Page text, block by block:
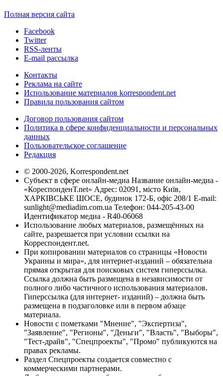
Полная версия сайта
Facebook
Twitter
RSS-ленты
E-mail рассылка
Контакты
Реклама на сайте
Использование материалов korrespondent.net
Правила пользования сайтом
Договор пользования сайтом
Политика в сфере конфиденциальности и персональных
данных
Пользовательское соглашение
Редакция
© 2000-2026, Korrespondent.net
Субъект в сфере онлайн-медиа Название онлайн-медиа -
«КореспонденТ.net» Адрес: 02091, місто Київ,
ХАРКІВСЬКЕ ШОСЕ, будинок 172-Б, офіс 208/1 E-mail:
sunlight@mediadim.com.ua Телефон: 044-205-43-00
Идентификатор медиа - R40-06068
Использование любых материалов, размещённых на
сайте, разрешается при условии ссылки на
Корреспондент.net.
При копировании материалов со страницы «Новости
Украины и мира», для интернет-изданий – обязательна
прямая открытая для поисковых систем гиперссылка.
Ссылка должна быть размещена в независимости от
полного либо частичного использования материалов.
Гиперссылка (для интернет- изданий) – должна быть
размещена в подзаголовке или в первом абзаце
материала.
Новости с пометками "Мнение", "Экспертиза",
"Заявление", "Регионы", "Деньги", "Власть", "Выборы",
"Тест-драйв", "Спецпроекты", "Промо" публикуются на
правах рекламы.
Раздел Спецпроекты создается совместно с
коммерческими партнерами.